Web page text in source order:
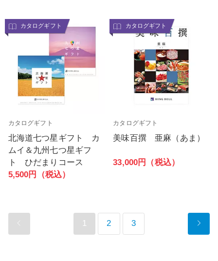
カタログギフト
カタログギフト
北海道七つ星ギフト カ
ムイ＆九州七つ星ギフ
ト ひだまりコース
5,500円（税込）
カタログギフト
カタログギフト
美味百撰 亜麻（あま）
33,000円（税込）
1 2 3